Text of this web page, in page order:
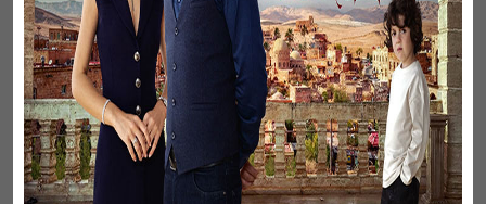
Үзілген жапырақтар